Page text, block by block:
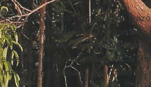
"Faz parte de uma crise de longo
salários reais estão caindo e a vida
diz a representante doPositive Money
enxergar claramente a desconexão
financeiro e imobiliário, que